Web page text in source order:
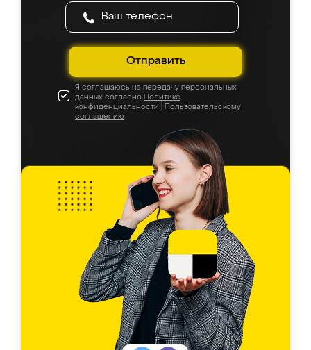
Отправить
Я соглашаюсь на передачу персональных
данных согласно Политике
конфиденциальности
Пользовательскому
соглашению